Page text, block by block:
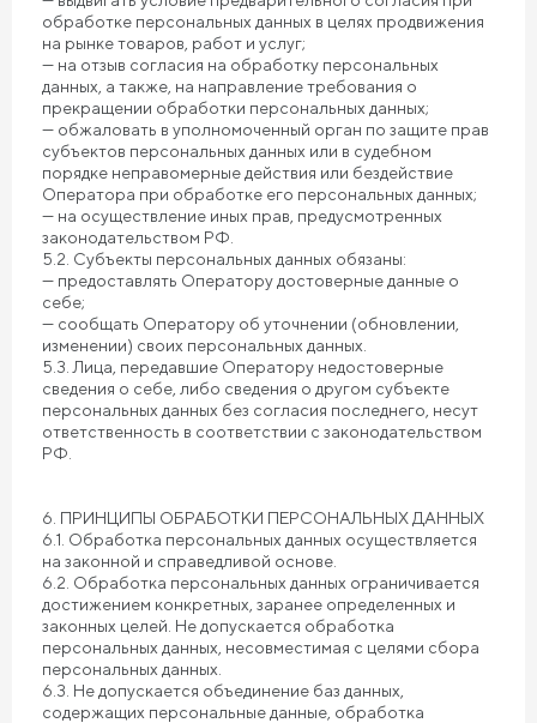
обработке персональных данных в целях продвижения
на рынке товаров, работ и услуг;
— на отзыв согласия на обработку персональных
данных, а также, на направление требования о
прекращении обработки персональных данных;
— обжаловать в уполномоченный орган по защите прав
субъектов персональных данных или в судебном
порядке неправомерные действия или бездействие
Оператора при обработке его персональных данных;
— на осуществление иных прав, предусмотренных
законодательством РФ.
5.2. Субъекты персональных данных обязаны:
— предоставлять Оператору достоверные данные о
себе;
— сообщать Оператору об уточнении (обновлении,
изменении) своих персональных данных.
5.3. Лица, передавшие Оператору недостоверные
сведения о себе, либо сведения о другом субъекте
персональных данных без согласия последнего, несут
ответственность в соответствии с законодательством
РФ.
6. ПРИНЦИПЫ ОБРАБОТКИ ПЕРСОНАЛЬНЫХ ДАННЫХ
6.1. Обработка персональных данных осуществляется
на законной и справедливой основе.
6.2. Обработка персональных данных ограничивается
достижением конкретных, заранее определенных и
законных целей. Не допускается обработка
персональных данных, несовместимая с целями сбора
персональных данных.
6.3. Не допускается объединение баз данных,
содержащих персональные данные, обработка